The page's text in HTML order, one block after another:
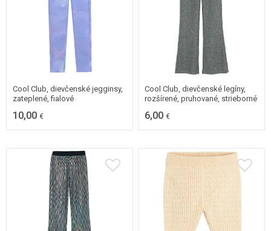
110
Cool Club, dievčenské jegginsy,
zateplené, fialové
10,00 €
104 110
Cool Club, dievčenské legíny,
rozšírené, pruhované, strieborné
6,00 €